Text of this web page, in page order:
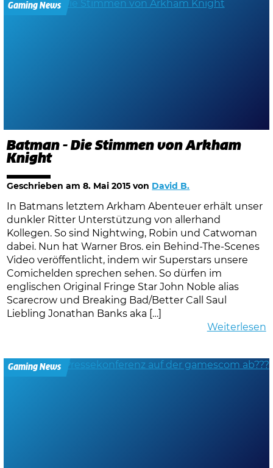
Gaming News
Batman - Die Stimmen von Arkham
Knight
Geschrieben am8. Mai 2015 von David B.
In Batmans letztem Arkham Abenteuer erhält unser
dunkler Ritter Unterstützung von allerhand
Kollegen. So sind Nightwing, Robin und Catwoman
dabei. Nun hat Warner Bros. ein Behind-The-Scenes
Video veröffentlicht, indem wir Superstars unsere
Comichelden sprechen sehen. So dürfen im
englischen Original Fringe Star John Noble alias
Scarecrow und Breaking Bad/Better Call Saul
Liebling Jonathan Banks aka […]
Weiterlesen
Gaming News